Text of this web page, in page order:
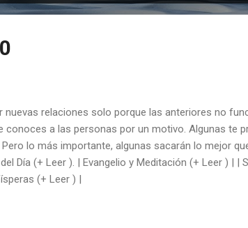
nuevas relaciones solo porque las anteriores no
conoces a las personas por un motivo. Algunas te
lo más importante, algunas sacarán lo mejor
Día (+ Leer ). | Evangelio y Meditación (+ Leer ) | |
(+ Leer ) |